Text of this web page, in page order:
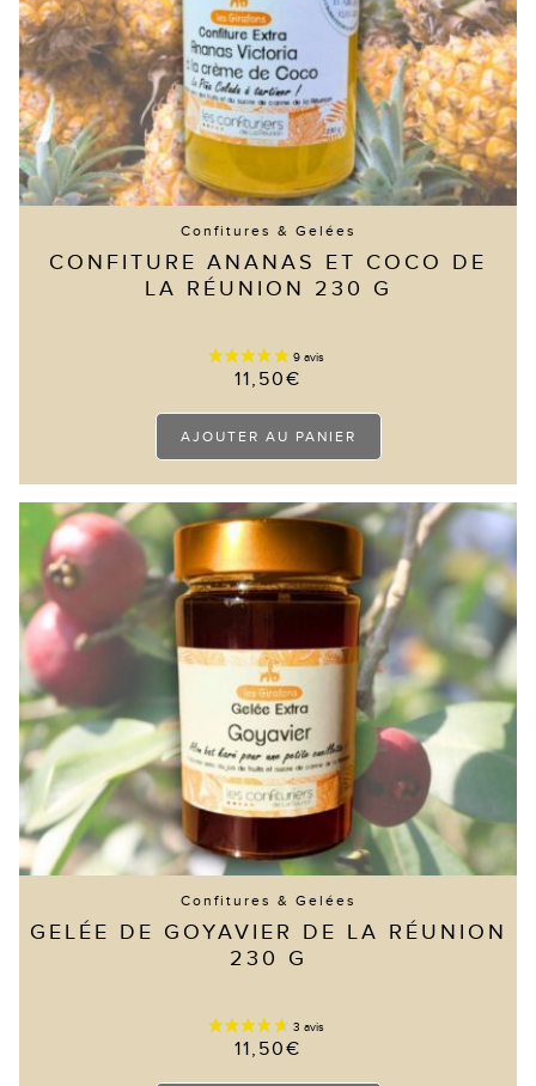
Confitures & Gelées
CONFITURE ANANAS ET COCO DE
LA RÉUNION 230 G
11,50€
AJOUTER AU PANIER
Confitures & Gelées
GELÉE DE GOYAVIER DE LA RÉUNION
230 G
11,50€